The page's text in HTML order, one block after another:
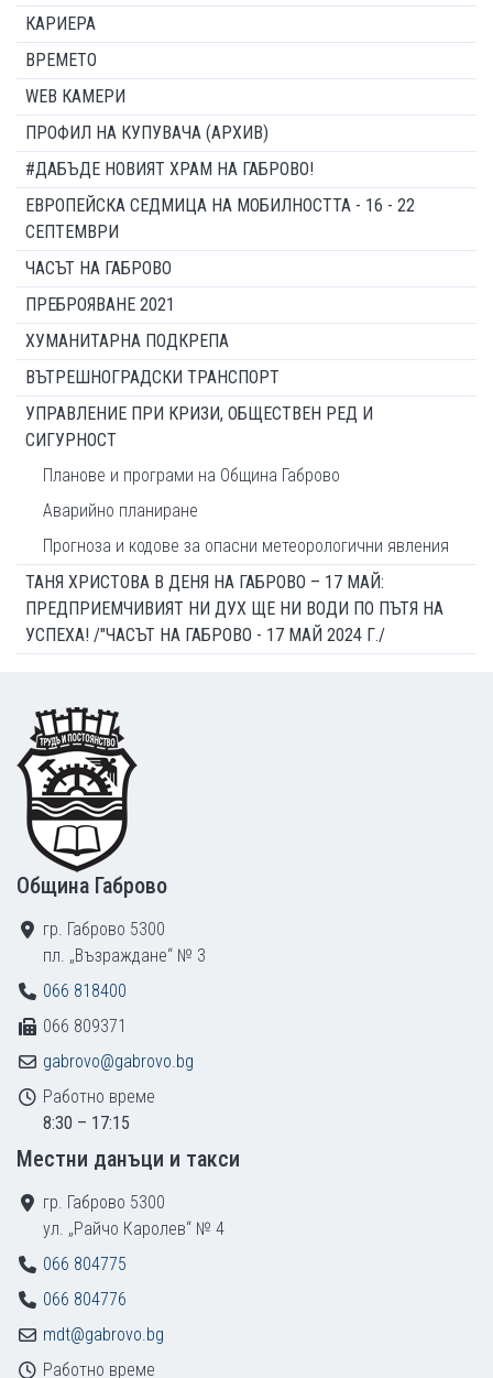
КАРИЕРА
ВРЕМЕТО
WEB КАМЕРИ
ПРОФИЛ НА КУПУВАЧА (АРХИВ)
#ДАБЪДЕ НОВИЯТ ХРАМ НА ГАБРОВО!
ЕВРОПЕЙСКА СЕДМИЦА НА МОБИЛНОСТТА - 16 - 22
СЕПТЕМВРИ
ЧАСЪТ НА ГАБРОВО
ПРЕБРОЯВАНЕ 2021
ХУМАНИТАРНА ПОДКРЕПА
ВЪТРЕШНОГРАДСКИ ТРАНСПОРТ
УПРАВЛЕНИЕ ПРИ КРИЗИ, ОБЩЕСТВЕН РЕД И
СИГУРНОСТ
Планове и програми на Община Габрово
Аварийно планиране
Прогноза и кодове за опасни метеорологични явления
ТАНЯ ХРИСТОВА В ДЕНЯ НА ГАБРОВО – 17 МАЙ:
ПРЕДПРИЕМЧИВИЯТ НИ ДУХ ЩЕ НИ ВОДИ ПО ПЪТЯ НА
УСПЕХА! /"ЧАСЪТ НА ГАБРОВО - 17 МАЙ 2024 Г./
Footer
Община Габрово
гр. Габрово 5300
пл. „Възраждане“ № 3
066 818400
066 809371
gabrovo@gabrovo.bg
Работно време
8:30 – 17:15
Местни данъци и такси
гр. Габрово 5300
ул. „Райчо Каролев“ № 4
066 804775
066 804776
mdt@gabrovo.bg
Работно време